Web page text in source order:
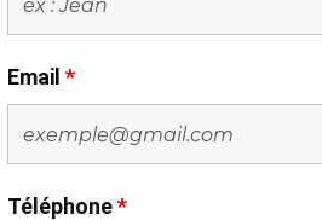
Email *
Téléphone*